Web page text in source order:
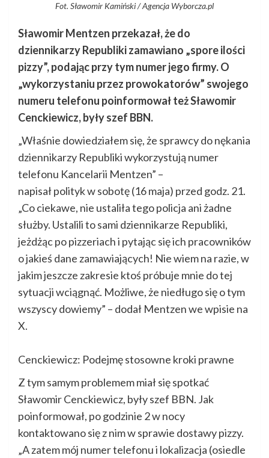
Fot. Sławomir Kamiński / Agencja Wyborcza.pl
Sławomir Mentzen przekazał, że do
dziennikarzy Republiki zamawiano „spore ilości
pizzy”, podając przy tym numer jego firmy. O
„wykorzystaniu przez prowokatorów” swojego
numeru telefonu poinformował też Sławomir
Cenckiewicz, były szef BBN.
„Właśnie dowiedziałem się, że sprawcy do nękania
dziennikarzy Republiki wykorzystują numer
telefonu Kancelarii Mentzen” –
napisał polityk w sobotę (16 maja) przed godz. 21.
„Co ciekawe, nie ustaliła tego policja ani żadne
służby. Ustalili to sami dziennikarze Republiki,
jeżdżąc po pizzeriach i pytając się ich pracowników
o jakieś dane zamawiających! Nie wiem na razie, w
jakim jeszcze zakresie ktoś próbuje mnie do tej
sytuacji wciągnąć. Możliwe, że niedługo się o tym
wszyscy dowiemy” – dodał Mentzen we wpisie na
X.
Cenckiewicz: Podejmę stosowne kroki prawne
Z tym samym problemem miał się spotkać
Sławomir Cenckiewicz, były szef BBN. Jak
poinformował, po godzinie 2 w nocy
kontaktowano się z nim w sprawie dostawy pizzy.
„A zatem mój numer telefonu i lokalizacja (osiedle